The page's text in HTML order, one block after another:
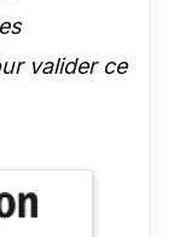
valider ce